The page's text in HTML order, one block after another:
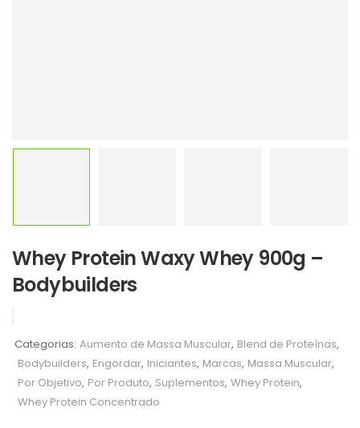
Whey Protein Waxy Whey 900g –
Bodybuilders
Categorias: Aumento de Massa Muscular, Blend de Proteínas,
Bodybuilders, Engordar, Iniciantes, Marcas, Massa Muscular,
Por Objetivo, Por Produto, Suplementos, Whey Protein,
Whey Protein Concentrado